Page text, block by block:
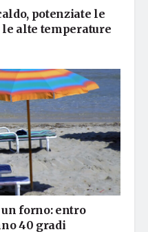
potenziate le
alte temperature
forno: entro
40 gradi